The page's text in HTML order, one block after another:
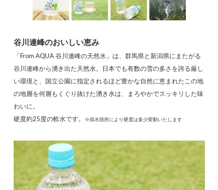
谷川連峰のおいしい恵み
「From AQUA 谷川連峰の天然水」は、群馬県と新潟県にまたがる
谷川連峰から湧き出た天然水。日本でも有数の雪の多さを誇る厳し
い環境と、国立公園に指定されるほど豊かな自然に恵まれたこの地
の地層を何層もくぐり抜けた湧き水は、まろやかでスッキリした味
わいに。
硬度約25度の軟水です。
※採水箇所により硬度は多少変動いたします